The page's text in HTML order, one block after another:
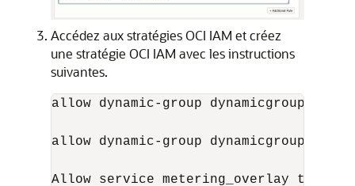
Accédez aux stratégies OCI IAM et créez
une stratégie OCI IAM avec les instructions
suivantes.
allow dynamic-group
allow dynamic-group